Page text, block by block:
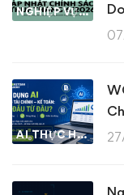
NGHIỆP VỤ KẾ TOÁN & THUẾ
AI THỰC HÀNH